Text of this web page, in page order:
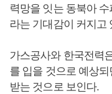
력망을 잇는 동북아
라는 기대감이 커지고
가스공사와 한국전력
를 입을 것으로 예상
받는 것으로 보인다.